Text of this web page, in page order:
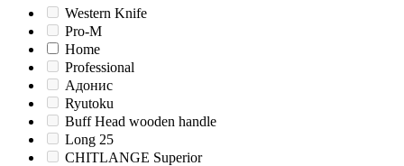
Western Knife
Pro-M
Home
Professional
Адонис
Ryutoku
Buff Head wooden handle
Long 25
CHITLANGE Superior